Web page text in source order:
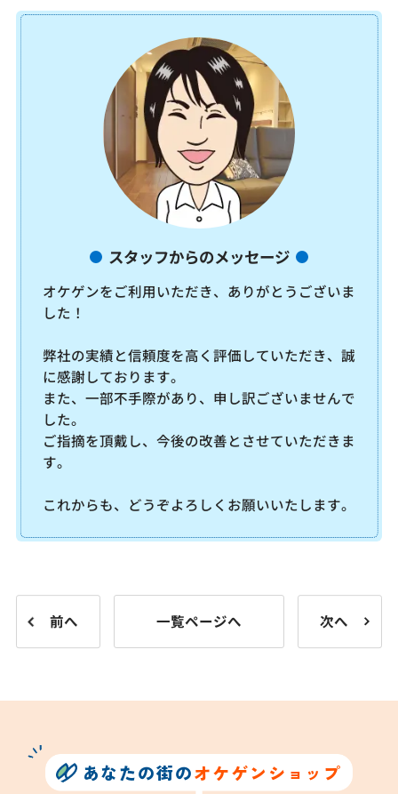
スタッフからのメッセージ
オケゲンをご利用いただき、ありがとうございま
した！
弊社の実績と信頼度を高く評価していただき、誠
に感謝しております。
また、一部不手際があり、申し訳ございませんで
した。
ご指摘を頂戴し、今後の改善とさせていただきま
す。
これからも、どうぞよろしくお願いいたします。
前へ 一覧ページへ 次へ
あなたの街のオケゲンショップ